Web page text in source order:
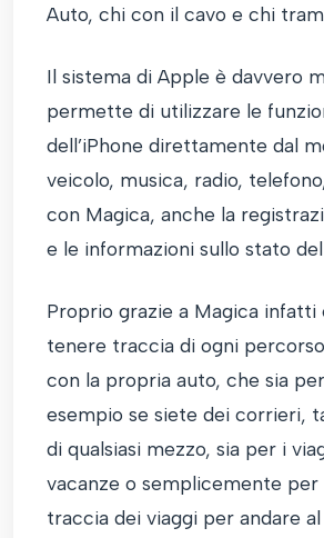
Auto, chi con il cavo e chi
Il sistema di Apple è davvero
permette di utilizzare le
dell’iPhone direttamente dal
veicolo, musica, radio,
con Magica, anche la
e le informazioni sullo stato
Proprio grazie a Magica infatti
tenere traccia di ogni
con la propria auto, che sia
esempio se siete dei corrieri,
di qualsiasi mezzo, sia per i
vacanze o semplicemente
traccia dei viaggi per andare al